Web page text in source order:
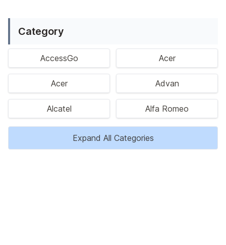
Category
AccessGo Acer
Acer Advan
Alcatel Alfa Romeo
Expand All Categories